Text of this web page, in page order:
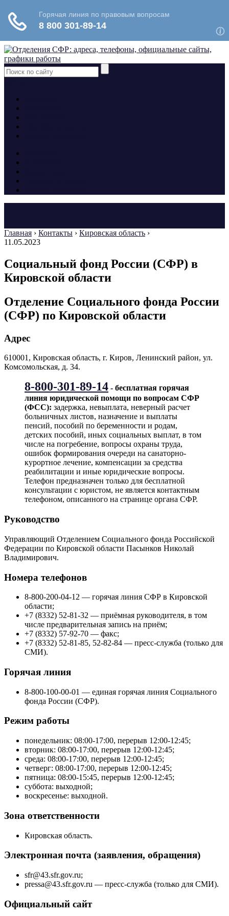
Главная › Контакты › Кировская область ›
11.05.2023
Социальный фонд России (СФР) в
Кировской области
Отделение Социального фонда России
(СФР) по Кировской области
Адрес
610001, Кировская область, г. Киров, Ленинский район, ул.
Комсомольская, д. 34.
8-800-301-89-14 - бесплатная горячая
линия юридической помощи по вопросам CФР
(ФСС): задержка, невыплата, неверный расчет
больничных листов, назначение и выплаты
пенсий, пособий по беременности и родам,
детских пособий, иных социальных выплат, в том
числе на погребение, вопросы охраны труда,
ошибок формирования очереди на санаторно-
курортное лечение, компенсации за средства
реабилитации и иные юридические вопросы.
Телефон предназначен только для бесплатной
консультации с юристом, не является контактным
телефоном, описанного на странице органа СФР.
Руководство
Управляющий Отделением Социального фонда Российской
Федерации по Кировской области Пасынков Николай
Владимирович.
Номера телефонов
8-800-200-04-12 — горячая линия СФР в Кировской
области;
+7 (8332) 52-81-32 — приёмная руководителя, в том
числе предварительная запись на приём;
+7 (8332) 57-92-70 — факс;
+7 (8332) 52-81-85, 52-82-84 — пресс-служба (только для
СМИ).
Горячая линия
8-800-100-00-01 — единая горячая линия Социального
фонда России (СФР).
Режим работы
понедельник: 08:00-17:00, перерыв 12:00-12:45;
вторник: 08:00-17:00, перерыв 12:00-12:45;
среда: 08:00-17:00, перерыв 12:00-12:45;
четверг: 08:00-17:00, перерыв 12:00-12:45;
пятница: 08:00-15:45, перерыв 12:00-12:45;
суббота: выходной;
воскресенье: выходной.
Зона ответственности
Кировская область.
Электронная почта (заявления, обращения)
sfr@43.sfr.gov.ru;
pressa@43.sfr.gov.ru — пресс-служба (только для СМИ).
Официальный сайт